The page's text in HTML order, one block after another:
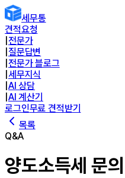
세무통
견적요청
전문가
질문답변
전문가 블로그
세무지식
AI 상담
AI 계산기
로그인무료 견적받기
목록
Q&A
양도소득세 문의